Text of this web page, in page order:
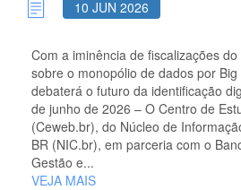
10 JUN 2026
Com a iminência de fiscalizações
sobre o monopólio de dados por
debaterá o futuro da identificação
de junho de 2026 – O Centro de
(Ceweb.br), do Núcleo de
BR (NIC.br), em parceria com o
Gestão e...
VEJA MAIS